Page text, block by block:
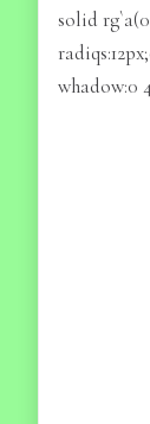
solid
whadow:0